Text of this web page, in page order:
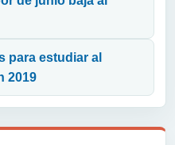
para estudiar al
2019